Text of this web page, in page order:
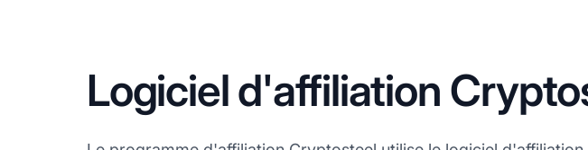
Logiciel d'affiliation